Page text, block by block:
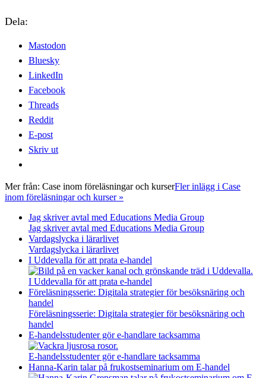
Dela:
Mastodon
Bluesky
LinkedIn
Facebook
Threads
Reddit
E-post
Skriv ut
Mer från: Case inom föreläsningar och kurserFler inlägg i Case
inom föreläsningar och kurser »
Jag skriver avtal med Educations Media Group
Jag skriver avtal med Educations Media Group
Vardagslycka i lärarlivet
Vardagslycka i lärarlivet
I Uddevalla för att prata e-handel
I Uddevalla för att prata e-handel
Föreläsningsserie: Digitala strategier för besöksnäring och
handel
Föreläsningsserie: Digitala strategier för besöksnäring och
handel
E-handelsstudenter gör e-handlare tacksamma
E-handelsstudenter gör e-handlare tacksamma
Hanna-Karin talar på frukostseminarium om E-handel